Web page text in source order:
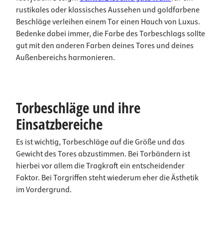
rustikales oder klassisches Aussehen und goldfarbene
Beschläge verleihen einem Tor einen Hauch von Luxus.
Bedenke dabei immer, die Farbe des Torbeschlags sollte
gut mit den anderen Farben deines Tores und deines
Außenbereichs harmonieren.
Torbeschläge und ihre
Einsatzbereiche
Es ist wichtig, Torbeschläge auf die Größe und das
Gewicht des Tores abzustimmen. Bei Torbändern ist
hierbei vor allem die Tragkraft ein entscheidender
Faktor. Bei Torgriffen steht wiederum eher die Ästhetik
im Vordergrund.